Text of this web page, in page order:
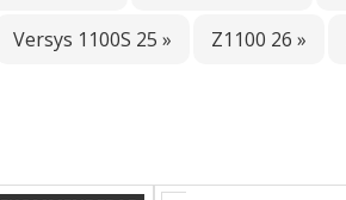
Versys 1100S 25 » Z1100 26 »